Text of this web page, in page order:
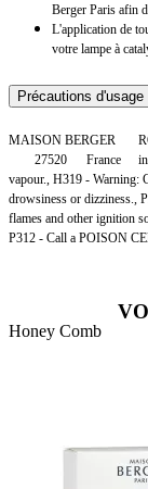
Berger Paris afin
L'application de
votre lampe à
Précautions d'usage
MAISON BERGER
27520
France
vapour., H319 - Warning:
drowsiness or dizziness.,
flames and other ignition
P312 - Call a POISON
Honey Comb